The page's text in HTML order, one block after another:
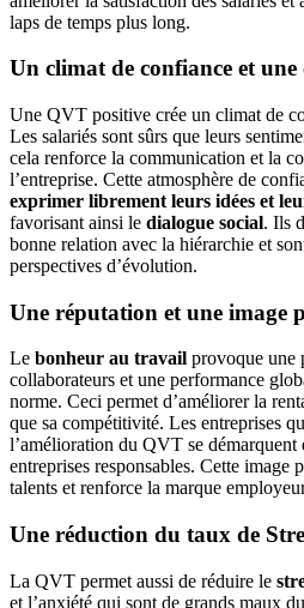
laps de temps plus long.
Un climat de confiance et
Une QVT positive crée un climat de
Les salariés sont sûrs que leurs
cela renforce la communication et la
l’entreprise. Cette atmosphère de
exprimer librement leurs idées et
favorisant ainsi le dialogue social. Ils
bonne relation avec la hiérarchie et
perspectives d’évolution.
Une réputation et une image
Le bonheur au travail provoque une
collaborateurs et une performance
norme. Ceci permet d’améliorer la
que sa compétitivité. Les entreprises
l’amélioration du QVT se démarquent
entreprises responsables. Cette image
talents et renforce la marque
Une réduction du taux de
La QVT permet aussi de réduire le
et l’anxiété qui sont de grands maux